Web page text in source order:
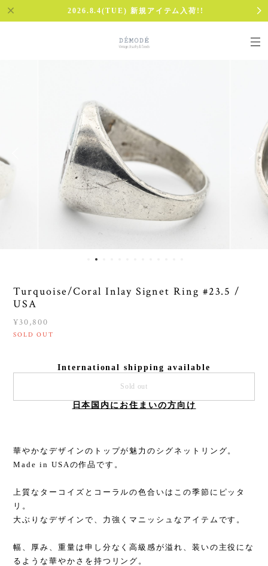
2026.8.4(TUE) 新規アイテム入荷!!
Turquoise/Coral Inlay Signet Ring #23.5 /
USA
¥30,800
SOLD OUT
International shipping available
Sold out
日本国内にお住まいの方向け
華やかなデザインのトップが魅力のシグネットリング。
Made in USAの作品です。
上質なターコイズとコーラルの色合いはこの季節にピッタ
リ。
大ぶりなデザインで、力強くマニッシュなアイテムです。
幅、厚み、重量は申し分なく高級感が溢れ、装いの主役にな
るような華やかさを持つリング。